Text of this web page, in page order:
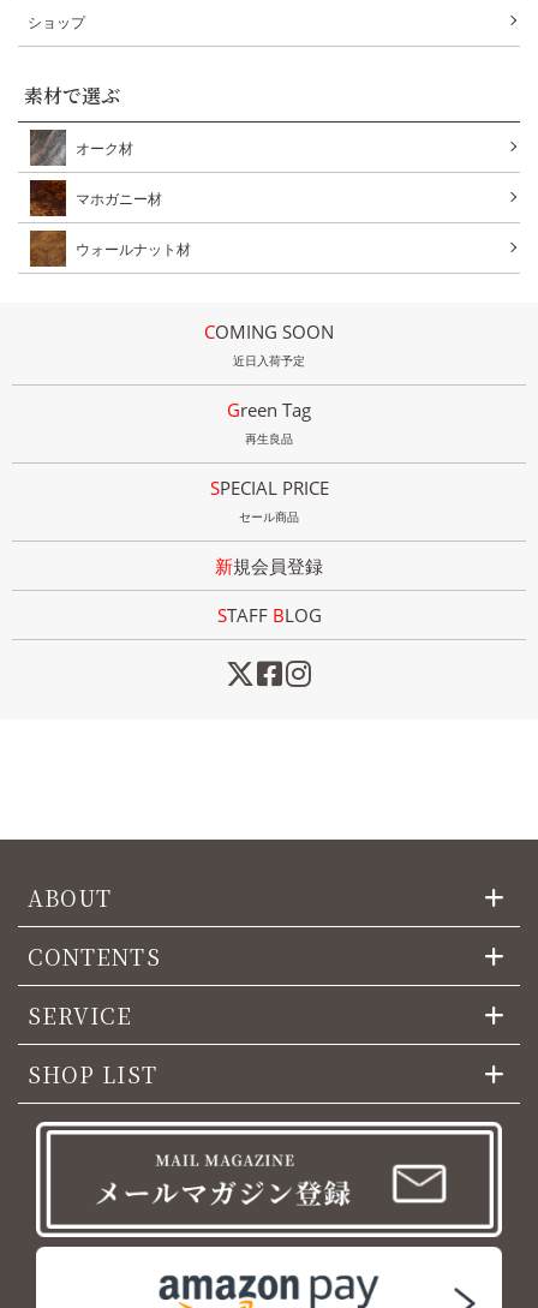
ショップ
素材で選ぶ
オーク材
マホガニー材
ウォールナット材
COMING SOON
近日入荷予定
Green Tag
再生良品
SPECIAL PRICE
セール商品
新規会員登録
STAFF BLOG
ABOUT
CONTENTS
SERVICE
SHOP LIST